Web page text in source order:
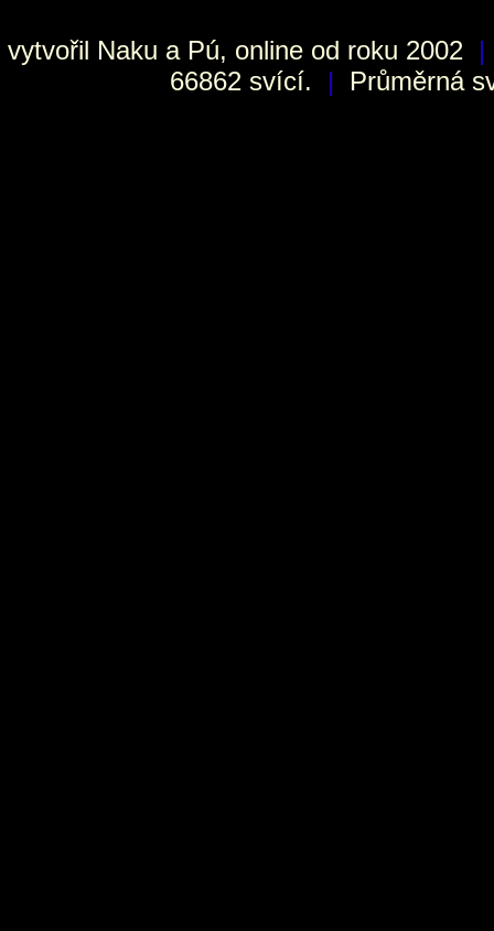
vytvořil Naku a Pú, online od roku 2002 |
66862 svící.
| Průměrná